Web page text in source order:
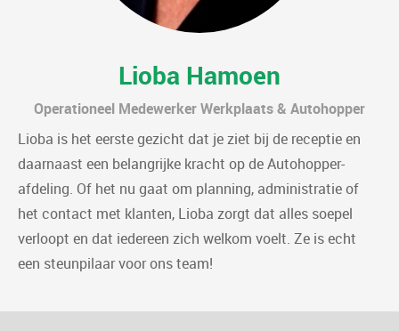
Lioba Hamoen
Operationeel Medewerker Werkplaats & Autohopper
Lioba is het eerste gezicht dat je ziet bij de receptie en
daarnaast een belangrijke kracht op de Autohopper-
afdeling. Of het nu gaat om planning, administratie of
het contact met klanten, Lioba zorgt dat alles soepel
verloopt en dat iedereen zich welkom voelt. Ze is echt
een steunpilaar voor ons team!